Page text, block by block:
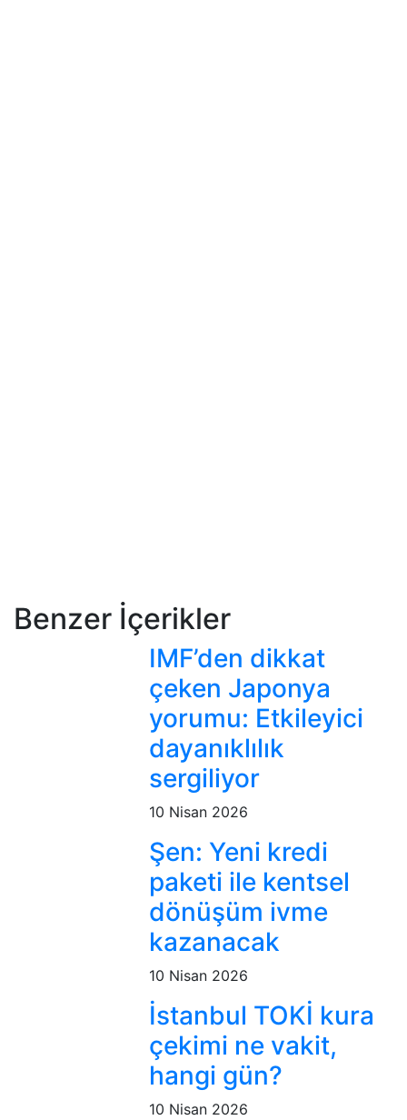
Benzer İçerikler
IMF’den dikkat
çeken Japonya
yorumu: Etkileyici
dayanıklılık
sergiliyor
10 Nisan 2026
Şen: Yeni kredi
paketi ile kentsel
dönüşüm ivme
kazanacak
10 Nisan 2026
İstanbul TOKİ kura
çekimi ne vakit,
hangi gün?
10 Nisan 2026